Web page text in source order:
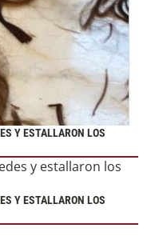
Y ESTALLARON LOS
Y ESTALLARON LOS